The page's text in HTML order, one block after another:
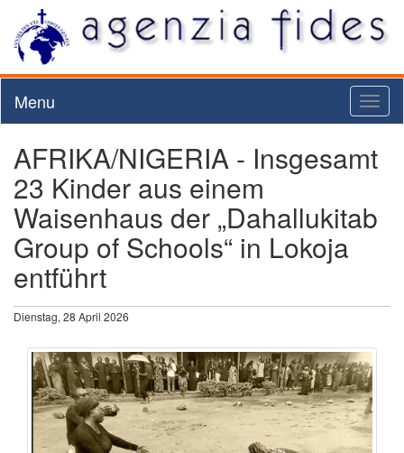
Menu
AFRIKA/NIGERIA - Insgesamt
23 Kinder aus einem
Waisenhaus der „Dahallukitab
Group of Schools“ in Lokoja
entführt
Dienstag, 28 April 2026